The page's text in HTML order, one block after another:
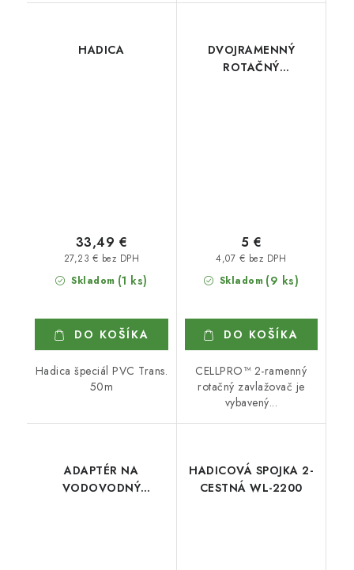
HADICA
Skladom (1 ks)
27,23 € bez DPH
33,49 €
DO KOŠÍKA
Hadica špeciál PVC Trans.
50m
DVOJRAMENNÝ
ROTAČNÝ
Skladom (9 ks)
4,07 € bez DPH
5 €
DO KOŠÍKA
CELLPRO™ 2-ramenný
rotačný zavlažovač je
vybavený...
ADAPTÉR NA
VODOVODNÝ
HADICOVÁ SPOJKA 2-
CESTNÁ WL-2200